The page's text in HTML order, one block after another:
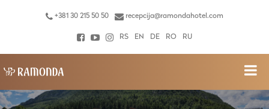
+381 30 215 50 50 recepcija@ramondahotel.com
RS EN DE RO RU